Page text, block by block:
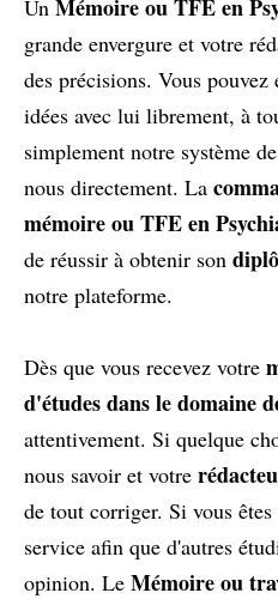
Un Mémoire ou TFE en
grande envergure et votre
des précisions. Vous pouvez
idées avec lui librement, à
simplement notre système
nous directement. La
mémoire ou TFE en
de réussir à obtenir son
notre plateforme.
Dès que vous recevez votre
d'études dans le domaine
attentivement. Si quelque
nous savoir et votre
de tout corriger. Si vous
service afin que d'autres
opinion. Le Mémoire ou